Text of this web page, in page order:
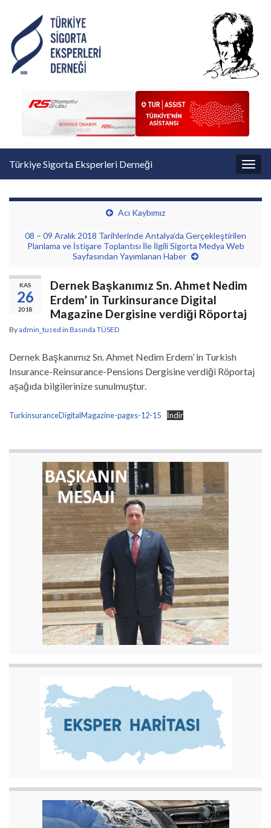
Türkiye Sigorta Eksperleri Derneği
Acı Kaybımız
08 – 09 Aralık 2018 Tarihlerinde Antalya’da Gerçekleştirilen
Planlama ve İstişare Toplantısı İle İlgili Sigorta Medya Web
Sayfasından Yayımlanan Haber
KAS
26
2018
Dernek Başkanımız Sn. Ahmet Nedim
Erdem’ in Turkinsurance Digital
Magazine Dergisine verdiği Röportaj
Byadmin_tused in Basında TÜSED
Dernek Başkanımız Sn. Ahmet Nedim Erdem’ in Turkish
Insurance-Reinsurance-Pensions Dergisine verdiği Röportaj
aşağıda bilgilerinize sunulmuştur.
TurkinsuranceDigitalMagazine-pages-12-15 İndir